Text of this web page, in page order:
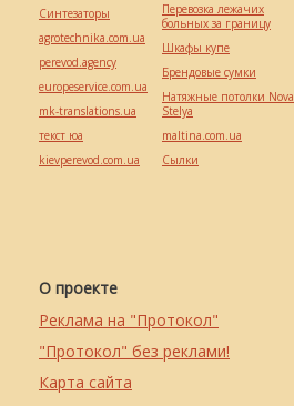
О проекте
Реклама на "Протокол"
"Протокол" без реклами!
Карта сайта
Синтезаторы
agrotechnika.com.ua
perevod.agency
europeservice.com.ua
mk-translations.ua
текст юа
kievperevod.com.ua
Перевозка лежачих
больных за границу
Шкафы купе
Брендовые сумки
Натяжные потолки Nova
Stelya
maltina.com.ua
Cылки